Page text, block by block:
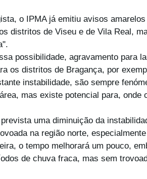
o IPMA já emitiu avisos
distritos de Viseu e de Vila Real,
possibilidade, agravamento para
os distritos de Bragança, por
instabilidade, são sempre
mas existe potencial para, onde
uma diminuição da
na região norte,
o tempo melhorará um pouco,
de chuva fraca, mas sem